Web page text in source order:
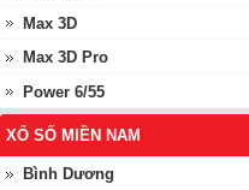
Max 3D
Max 3D Pro
Power 6/55
XỔ SỐ MIỀN NAM
Bình Dương